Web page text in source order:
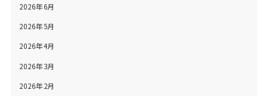
2026年6月
2026年5月
2026年4月
2026年3月
2026年2月